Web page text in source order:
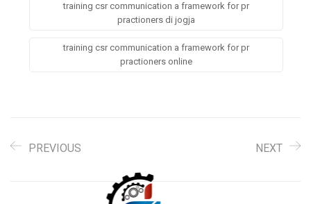
training csr communication a framework for pr
practioners di jogja
training csr communication a framework for pr
practioners online
PREVIOUS NEXT